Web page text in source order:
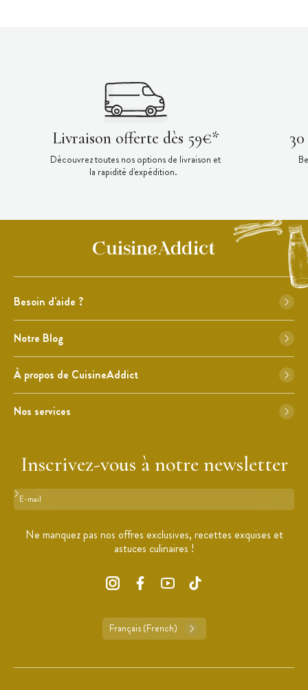
Livraison offerte dès 59€*
Découvrez toutes nos options de livraison et
la rapidité d'expédition.
Besoin d'aide ?
Notre Blog
À propos de CuisineAddict
Nos services
Inscrivez-vous à notre newsletter
Format : adresse@email.com
Ne manquez pas nos offres exclusives, recettes exquises et
astuces culinaires !
Français (French)